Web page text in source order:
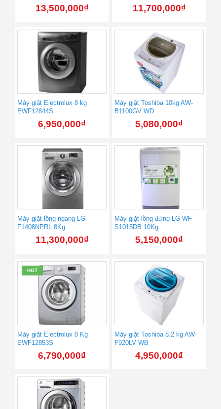
13,500,000₫ 11,700,000₫
Máy giặt Electrolux 8 kg
EWF12844S
6,950,000₫
Máy giặt Toshiba 10kg AW-
B1100GV WD
5,080,000₫
Máy giặt lồng ngang LG
F1408NPRL 8Kg
11,300,000₫
Máy giặt lồng đứng LG WF-
S1015DB 10Kg
5,150,000₫
HOT
Máy giặt Electrolux 8 Kg
EWF12853S
6,790,000₫
Máy giặt Toshiba 8.2 kg AW-
F920LV WB
4,950,000₫